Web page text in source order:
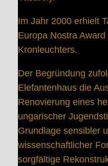
Im Jahr 2000 erhielt
Europa Nostra
Kronleuchters.
Der Begründung
Elefantenhaus die
Renovierung eines
ungarischer
Grundlage sensibler
wissenschaftlicher
sorgfältige